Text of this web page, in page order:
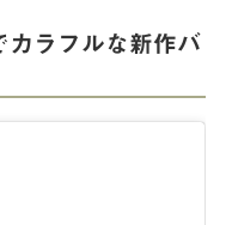
ラフルな新作バ